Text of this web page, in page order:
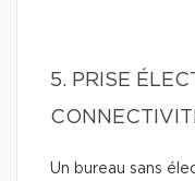
5. PRISE
Un bureau sans